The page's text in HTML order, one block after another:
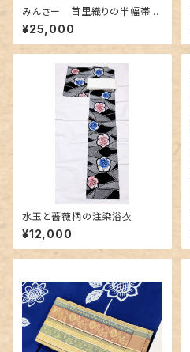
みんさー 首里織りの半幅帯
深緑色
¥25,000
水玉と薔薇柄の注染浴衣
¥12,000